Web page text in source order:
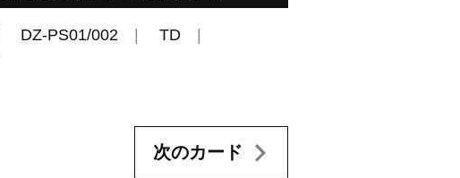
DZ-PS01/002
TD
次のカード